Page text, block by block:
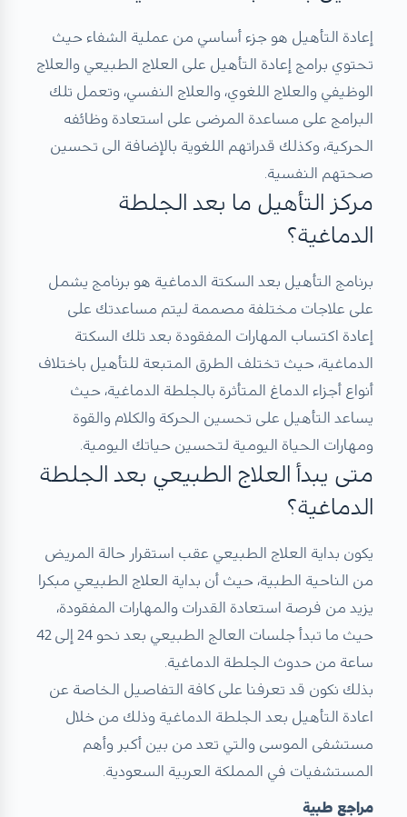
إعادة التأهيل هو جزء أساسي من عملية الشفاء حيث
تحتوي برامج إعادة التأهيل على العلاج الطبيعي والعلاج
الوظيفي والعلاج اللغوي، والعلاج النفسي، وتعمل تلك
البرامج على مساعدة المرضى على استعادة وظائفه
الحركية، وكذلك قدراتهم اللغوية بالإضافة الى تحسين
صحتهم النفسية.
مركز التأهيل ما بعد الجلطة
الدماغية؟
برنامج التأهيل بعد السكتة الدماغية هو برنامج يشمل
على علاجات مختلفة مصممة ليتم مساعدتك على
إعادة اكتساب المهارات المفقودة بعد تلك السكتة
الدماغية، حيث تختلف الطرق المتبعة للتأهيل باختلاف
أنواع أجزاء الدماغ المتأثرة بالجلطة الدماغية، حيث
يساعد التأهيل على تحسين الحركة والكلام والقوة
ومهارات الحياة اليومية لتحسين حياتك اليومية.
متى يبدأ العلاج الطبيعي بعد الجلطة
الدماغية؟
يكون بداية العلاج الطبيعي عقب استقرار حالة المريض
من الناحية الطبية، حيث أن بداية العلاج الطبيعي مبكرا
يزيد من فرصة استعادة القدرات والمهارات المفقودة،
حيث ما تبدأ جلسات العالج الطبيعي بعد نحو 24 إلى 42
ساعة من حدوث الجلطة الدماغية.
بذلك نكون قد تعرفنا على كافة التفاصيل الخاصة عن
اعادة التأهيل بعد الجلطة الدماغية وذلك من خلال
مستشفى الموسى والتي تعد من بين أكبر وأهم
المستشفيات في المملكة العربية السعودية.
مراجع طبية